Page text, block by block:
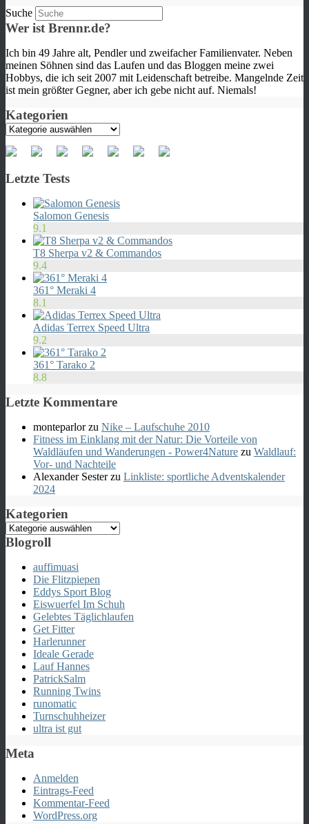
Suche
Wer ist Brennr.de?
Ich bin 49 Jahre alt, Pendler und zweifacher Familienvater. Neben
meinen Söhnen sind das Laufen und das Bloggen meine zwei
Hobbys, die ich seit 2007 mit Leidenschaft betreibe. Mangelnde Zeit
ist mein größter Gegner, aber ich gebe nicht auf. Niemals!
Kategorien
Kategorien
Letzte Tests
Salomon Genesis
9.1
T8 Sherpa v2 & Commandos
9.4
361° Meraki 4
8.1
Adidas Terrex Speed Ultra
9.2
361° Tarako 2
8.8
Letzte Kommentare
monteparlorzu Nike – Laufschuhe 2010
Fitness im Einklang mit der Natur: Die Vorteile von
Waldläufen und Wanderungen - Power4Nature zu Waldlauf:
Vor- und Nachteile
Alexander Sesterzu Linkliste: sportliche Adventskalender
2024
Kategorien
Kategorien
Blogroll
auffimuasi
Die Flitzpiepen
Eddys Sport Blog
Eiswuerfel Im Schuh
Gelebtes Täglichlaufen
Get Fitter
Harlerunner
Ideale Gerade
Lauf Hannes
PatrickSalm
Running Twins
runomatic
Turnschuhheizer
ultra ist gut
Meta
Anmelden
Eintrags-Feed
Kommentar-Feed
WordPress.org